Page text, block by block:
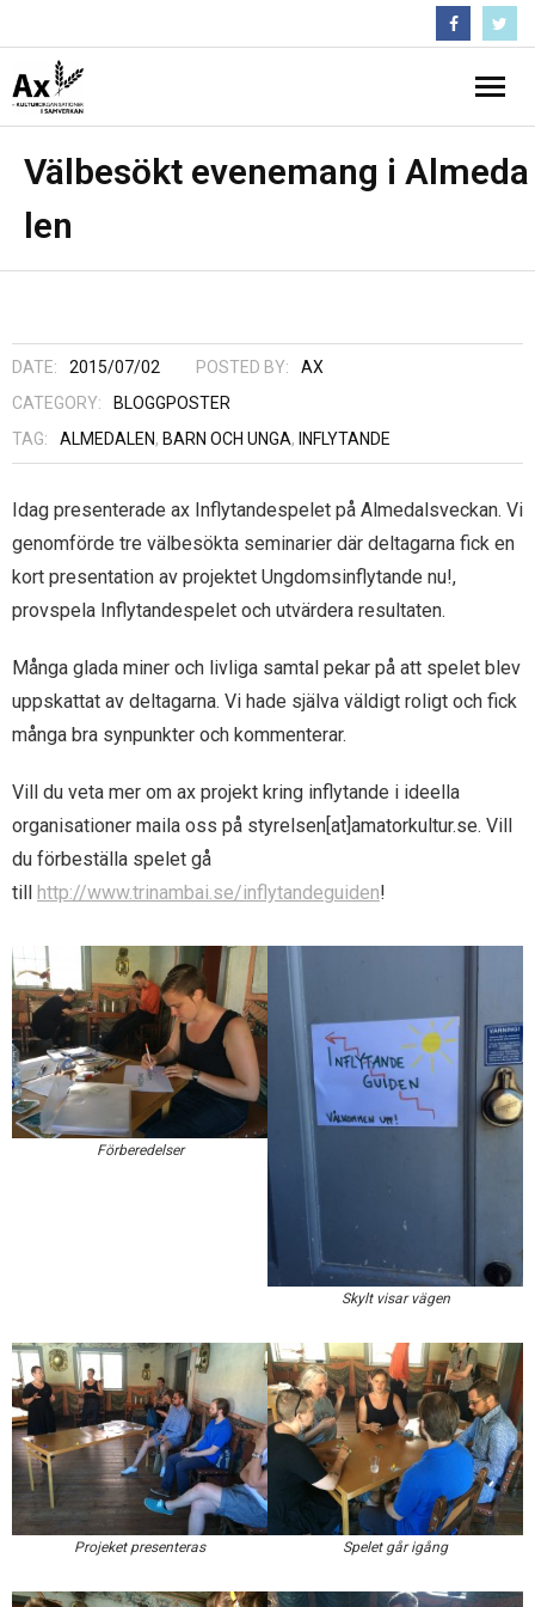
Hem
Nyheter
- Medlemsbrev
Projekt
- Krisstödsprojekt
- En starkare regional närvaro
- Folk och Kultur
- Ax utmärkelser
Om Ax
- Förtroendevalda
- Medlemmar
- Bli medlem
- Om Ax
Arkiv
Välbesökt evenemang i Almeda
len
DATE: 2015/07/02 POSTED BY:
AX
CATEGORY:
BLOGGPOSTER
TAG:
ALMEDALEN, BARN OCH UNGA, INFLYTANDE
Idag presenterade ax Inflytandespelet på Almedalsveckan. Vi
genomförde tre välbesökta seminarier där deltagarna fick en
kort presentation av projektet Ungdomsinflytande nu!,
provspela Inflytandespelet och utvärdera resultaten.
Många glada miner och livliga samtal pekar på att spelet blev
uppskattat av deltagarna. Vi hade själva väldigt roligt och fick
många bra synpunkter och kommenterar.
Vill du veta mer om ax projekt kring inflytande i ideella
organisationer maila oss på styrelsen[at]amatorkultur.se. Vill
du förbeställa spelet gå
till http://www.trinambai.se/inflytandeguiden!
Förberedelser
Skylt visar vägen
Projeket presenteras Spelet går igång